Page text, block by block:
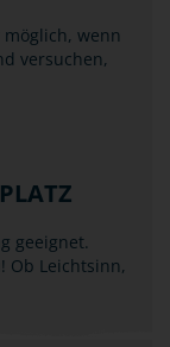
wenn
versuchen,
geeignet.
Ob Leichtsinn,